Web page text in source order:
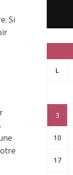
Si
L
3
10
17